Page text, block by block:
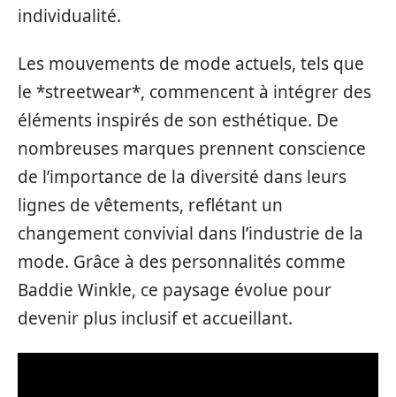
individualité.
Les mouvements de mode actuels, tels que
le *streetwear*, commencent à intégrer des
éléments inspirés de son esthétique. De
nombreuses marques prennent conscience
de l’importance de la diversité dans leurs
lignes de vêtements, reflétant un
changement convivial dans l’industrie de la
mode. Grâce à des personnalités comme
Baddie Winkle, ce paysage évolue pour
devenir plus inclusif et accueillant.